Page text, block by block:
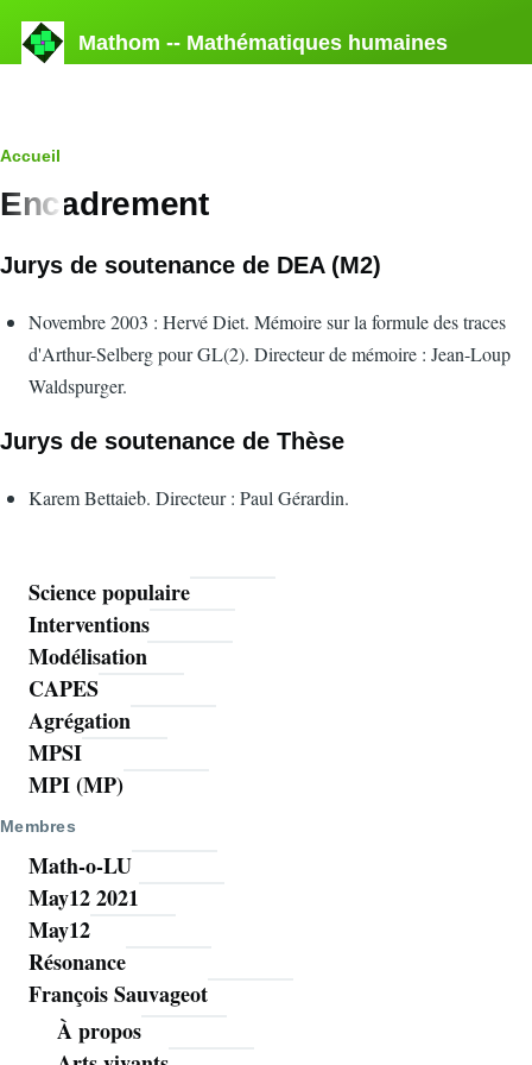
Mathom -- Mathématiques humaines
Fil
d'Ariane
Accueil
Encadrement
Jurys de soutenance de DEA (M2)
Novembre 2003 : Hervé Diet. Mémoire sur la formule des traces
d'Arthur-Selberg pour GL(2). Directeur de mémoire : Jean-Loup
Waldspurger.
Jurys de soutenance de Thèse
Karem Bettaieb. Directeur : Paul Gérardin.
Mathoms
Science populaire
Interventions
Modélisation
CAPES
Agrégation
MPSI
MPI (MP)
Membres
Math-o-LU
May12 2021
May12
Résonance
François Sauvageot
À propos